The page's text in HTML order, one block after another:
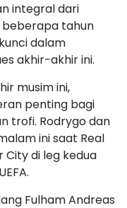
integral dari
tahun
dalam
akhir-akhir ini.
musim ini,
penting bagi
trofi. Rodrygo dan
ini saat Real
di leg kedua
Fulham Andreas